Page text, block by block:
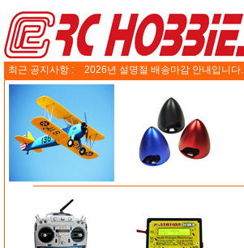
최근 공지사항 : 2026년 설명절 배송마감 안내입니다.